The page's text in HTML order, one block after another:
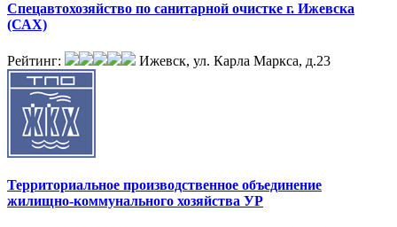
Спецавтохозяйство по санитарной очистке г. Ижевска
(САХ)
Рейтинг: Ижевск, ул. Карла Маркса, д.23
Территориальное производственное объединение
жилищно-коммунального хозяйства УР